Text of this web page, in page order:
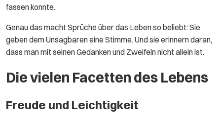
fassen konnte.
Genau das macht Sprüche über das Leben so beliebt: Sie
geben dem Unsagbaren eine Stimme. Und sie erinnern daran,
dass man mit seinen Gedanken und Zweifeln nicht allein ist.
Die vielen Facetten des Lebens
Freude und Leichtigkeit